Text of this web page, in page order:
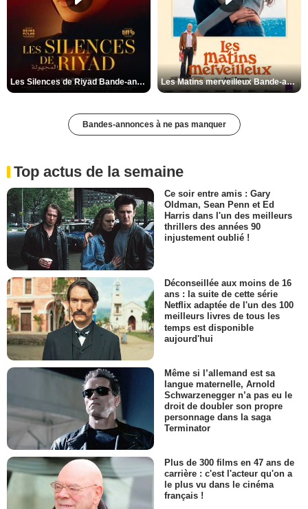
Les Silences de Riyad Bande-annonce VO STFR Les Matins merveilleux Bande-annonce VF
Bandes-annonces à ne pas manquer
Top actus de la semaine
Ce soir entre amis : Gary
Oldman, Sean Penn et Ed
Harris dans l'un des meilleurs
thrillers des années 90
injustement oublié !
Déconseillée aux moins de 16
ans : la suite de cette série
Netflix adaptée de l'un des 100
meilleurs livres de tous les
temps est disponible
aujourd'hui
Même si l’allemand est sa
langue maternelle, Arnold
Schwarzenegger n’a pas eu le
droit de doubler son propre
personnage dans la saga
Terminator
Plus de 300 films en 47 ans de
carrière : c'est l'acteur qu'on a
le plus vu dans le cinéma
français !